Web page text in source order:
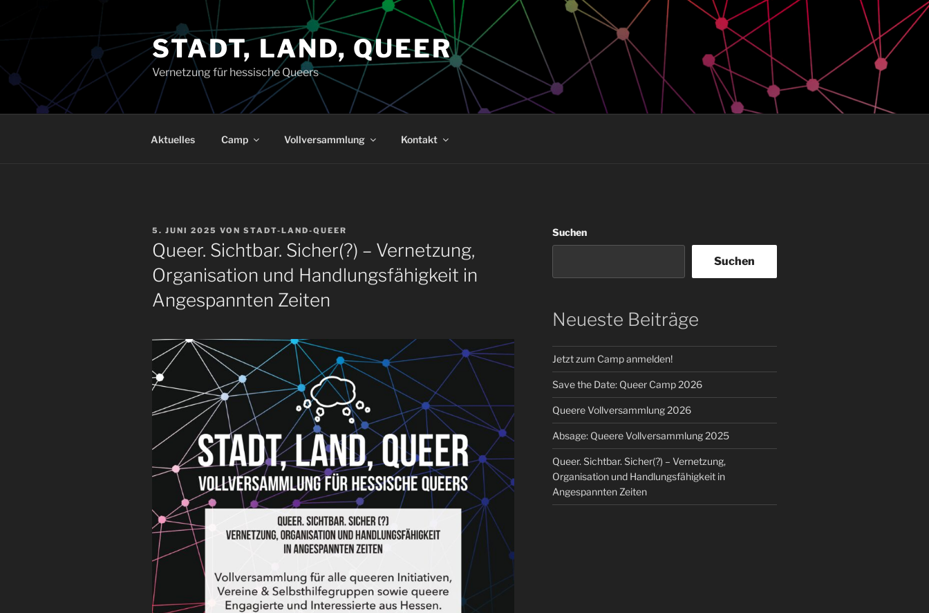
STADT, LAND, QUEER
Vernetzung für hessische Queers
Aktuelles Camp Vollversammlung Kontakt
VERÖFFENTLICHT
AM
5. JUNI 2025 VON STADT-LAND-QUEER
Queer. Sichtbar. Sicher(?) – Vernetzung,
Organisation und Handlungsfähigkeit in
Angespannten Zeiten
Suchen
Suchen
Neueste Beiträge
Jetzt zum Camp anmelden!
Save the Date: Queer Camp 2026
Queere Vollversammlung 2026
Absage: Queere Vollversammlung 2025
Queer. Sichtbar. Sicher(?) – Vernetzung,
Organisation und Handlungsfähigkeit in
Angespannten Zeiten